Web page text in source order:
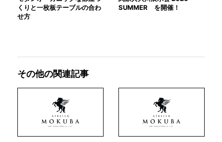
くりと一枚板テーブルの合わ
せ方
SUMMER を開催！
その他の関連記事